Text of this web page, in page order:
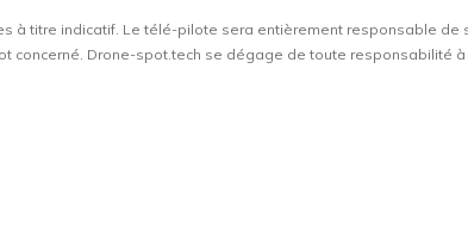
à titre indicatif. Le télé-pilote sera entièrement responsable
concerné. Drone-spot.tech se dégage de toute responsabilité à